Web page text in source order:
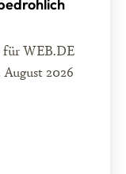
für WEB.DE
2026